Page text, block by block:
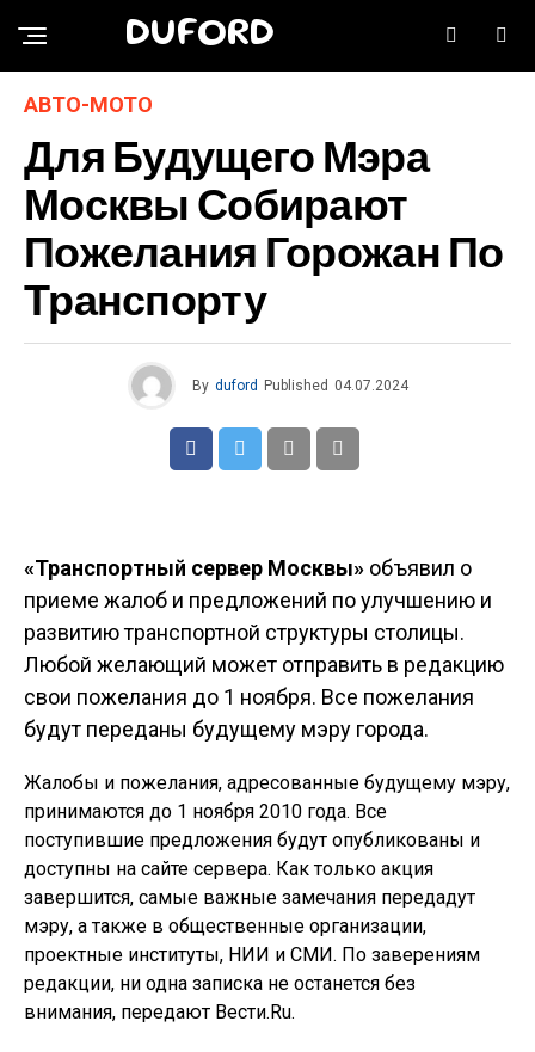
DUFORD
АВТО-МОТО
Для Будущего Мэра
Москвы Собирают
Пожелания Горожан По
Транспорту
By duford Published 04.07.2024
«Транспортный сервер Москвы» объявил о
приеме жалоб и предложений по улучшению и
развитию транспортной структуры столицы.
Любой желающий может отправить в редакцию
свои пожелания до 1 ноября. Все пожелания
будут переданы будущему мэру города.
Жалобы и пожелания, адресованные будущему мэру,
принимаются до 1 ноября 2010 года. Все
поступившие предложения будут опубликованы и
доступны на сайте сервера. Как только акция
завершится, самые важные замечания передадут
мэру, а также в общественные организации,
проектные институты, НИИ и СМИ. По заверениям
редакции, ни одна записка не останется без
внимания, передают Вести.Ru.